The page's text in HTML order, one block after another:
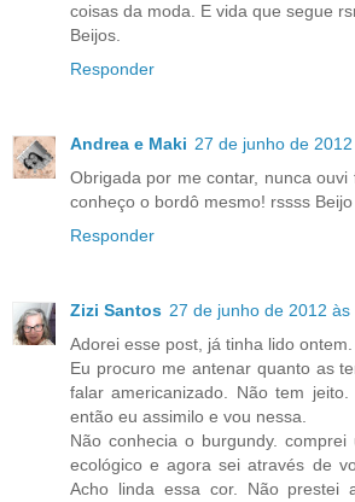
coisas da moda. E vida que segue
Beijos.
Responder
Andrea e Maki 27 de junho de
Obrigada por me contar, nunca
conheço o bordô mesmo! rssss
Responder
Zizi Santos 27 de junho de 2012 às
Adorei esse post, já tinha lido ontem.
Eu procuro me antenar quanto as
falar americanizado. Não tem jeito.
então eu assimilo e vou nessa.
Não conhecia o burgundy.
ecológico e agora sei através de
Acho linda essa cor. Não prestei